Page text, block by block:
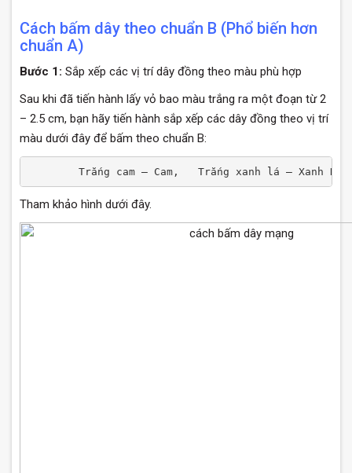
Cách bấm dây theo chuẩn B (Phổ biến hơn
chuẩn A)
Bước 1: Sắp xếp các vị trí dây đồng theo màu phù hợp
Sau khi đã tiến hành lấy vỏ bao màu trắng ra một đoạn từ 2
– 2.5 cm, bạn hãy tiến hành sắp xếp các dây đồng theo vị trí
màu dưới đây để bấm theo chuẩn B:
Trắng cam – Cam,   Trắng xanh lá – Xanh
Tham khảo hình dưới đây.